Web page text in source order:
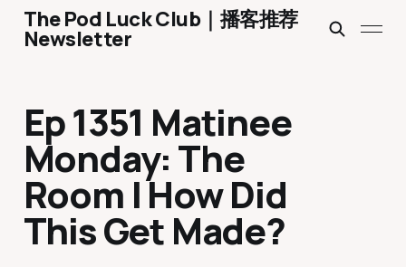
The Pod Luck Club｜播客推荐
Newsletter
Ep 1351 Matinee
Monday: The
Room | How Did
This Get Made?